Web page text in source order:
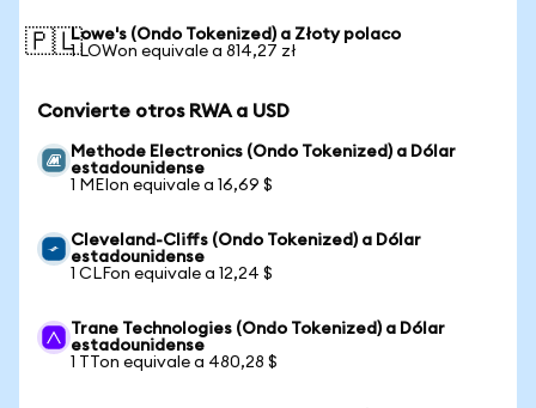
🇵🇱Lowe's (Ondo Tokenized) a Złoty polaco
1 LOWon equivale a 814,27 zł
Convierte otros RWA a USD
Methode Electronics (Ondo Tokenized) a Dólar
estadounidense
1 MEIon equivale a 16,69 $
Cleveland-Cliffs (Ondo Tokenized) a Dólar
estadounidense
1 CLFon equivale a 12,24 $
Trane Technologies (Ondo Tokenized) a Dólar
estadounidense
1 TTon equivale a 480,28 $